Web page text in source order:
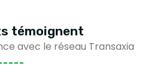
témoignent
avec le réseau Transaxia